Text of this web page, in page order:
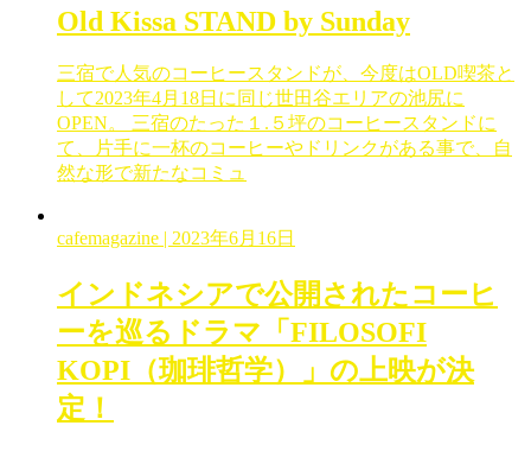
Old Kissa STAND by Sunday
三宿で人気のコーヒースタンドが、今度はOLD喫茶と
して2023年4月18日に同じ世田谷エリアの池尻に
OPEN。 三宿のたった１.５坪のコーヒースタンドに
て、片手に一杯のコーヒーやドリンクがある事で、自
然な形で新たなコミュ
cafemagazine | 2023年6月16日
インドネシアで公開されたコーヒ
ーを巡るドラマ「FILOSOFI
KOPI（珈琲哲学）」の上映が決
定！